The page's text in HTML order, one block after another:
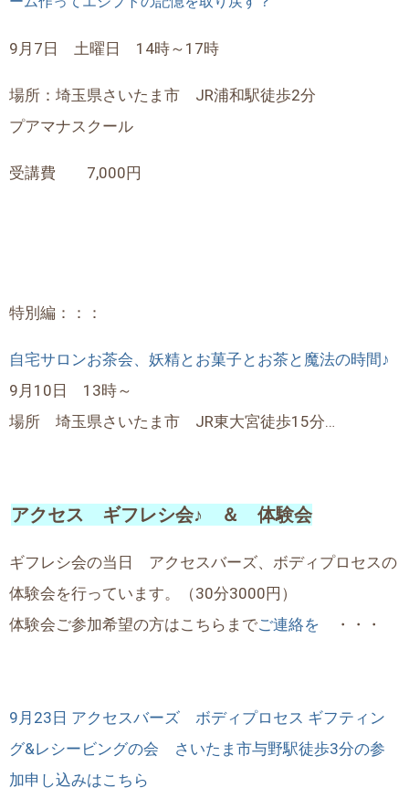
9月7日 土曜日 14時～17時
場所：埼玉県さいたま市 JR浦和駅徒歩2分
プアマナスクール
受講費 7,000円
特別編：：：
自宅サロンお茶会、妖精とお菓子とお茶と魔法の時間♪
9月10日 13時～
場所 埼玉県さいたま市 JR東大宮徒歩15分…
アクセス ギフレシ会♪ ＆ 体験会
ギフレシ会の当日 アクセスバーズ、ボディプロセスの
体験会を行っています。（30分3000円）
体験会ご参加希望の方はこちらまでご連絡を ・・・
9月23日 アクセスバーズ ボディプロセス ギフティン
グ&レシービングの会 さいたま市与野駅徒歩3分の参
加申し込みはこちら